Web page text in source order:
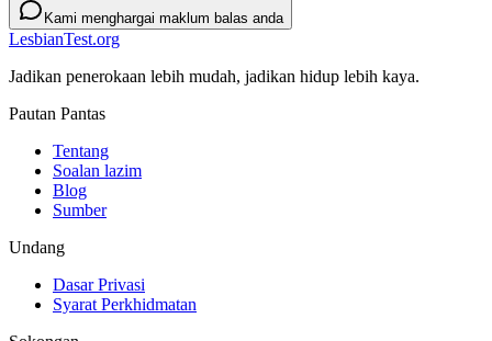
Kami menghargai maklum balas anda
LesbianTest.org
Jadikan penerokaan lebih mudah, jadikan hidup lebih kaya.
Pautan Pantas
Tentang
Soalan lazim
Blog
Sumber
Undang
Dasar Privasi
Syarat Perkhidmatan